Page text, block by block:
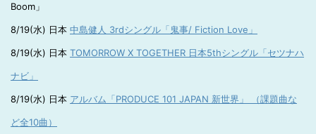
Boom」
8/19(水) 日本 中島健人 3rdシングル「鬼事/ Fiction Love」
8/19(水) 日本 TOMORROW X TOGETHER 日本5thシングル「セツナハ
ナビ」
8/19(水) 日本 アルバム「PRODUCE 101 JAPAN 新世界」 （課題曲な
ど全10曲）